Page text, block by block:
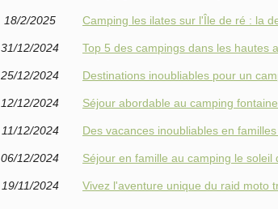
18/2/2025 Camping les ilates sur l'Île de ré : la
31/12/2024 Top 5 des campings dans les hautes
25/12/2024 Destinations inoubliables pour un
12/12/2024 Séjour abordable au camping
11/12/2024 Des vacances inoubliables en
06/12/2024 Séjour en famille au camping le soleil
19/11/2024 Vivez l'aventure unique du raid moto